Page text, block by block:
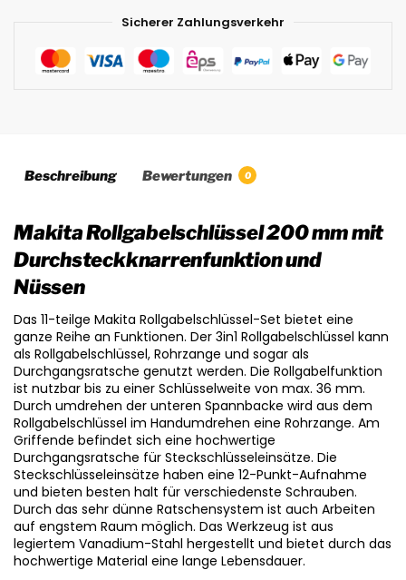
Sicherer Zahlungsverkehr
Beschreibung Bewertungen 0
Makita Rollgabelschlüssel 200 mm mit
Durchsteckknarrenfunktion und
Nüssen
Das 11-teilge Makita Rollgabelschlüssel-Set bietet eine
ganze Reihe an Funktionen. Der 3in1 Rollgabelschlüssel kann
als Rollgabelschlüssel, Rohrzange und sogar als
Durchgangsratsche genutzt werden. Die Rollgabelfunktion
ist nutzbar bis zu einer Schlüsselweite von max. 36 mm.
Durch umdrehen der unteren Spannbacke wird aus dem
Rollgabelschlüssel im Handumdrehen eine Rohrzange. Am
Griffende befindet sich eine hochwertige
Durchgangsratsche für Steckschlüsseleinsätze. Die
Steckschlüsseleinsätze haben eine 12-Punkt-Aufnahme
und bieten besten halt für verschiedenste Schrauben.
Durch das sehr dünne Ratschensystem ist auch Arbeiten
auf engstem Raum möglich. Das Werkzeug ist aus
legiertem Vanadium-Stahl hergestellt und bietet durch das
hochwertige Material eine lange Lebensdauer.